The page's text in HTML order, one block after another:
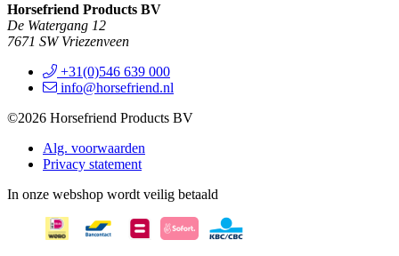
Horsefriend Products BV
De Watergang 12
7671 SW Vriezenveen
+31(0)546 639 000
info@horsefriend.nl
©2026 Horsefriend Products BV
Alg. voorwaarden
Privacy statement
In onze webshop wordt veilig betaald